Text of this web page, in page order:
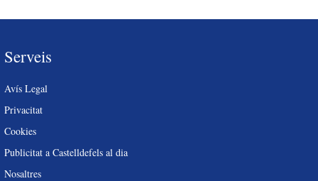
Serveis
Avís Legal
Privacitat
Cookies
Publicitat a Castelldefels al dia
Nosaltres